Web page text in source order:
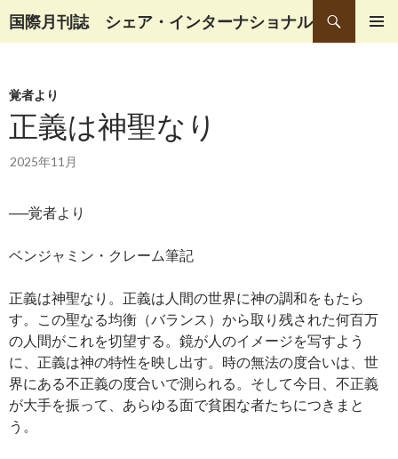
国際月刊誌 シェア・インターナショナル
検
索
ン
ツ
へ
移
覚者より
正義は神聖なり
2025年11月
──覚者より
ベンジャミン・クレーム筆記
正義は神聖なり。正義は人間の世界に神の調和をもたら
す。この聖なる均衡（バランス）から取り残された何百万
の人間がこれを切望する。鏡が人のイメージを写すよう
に、正義は神の特性を映し出す。時の無法の度合いは、世
界にある不正義の度合いで測られる。そして今日、不正義
が大手を振って、あらゆる面で貧困な者たちにつきまと
う。